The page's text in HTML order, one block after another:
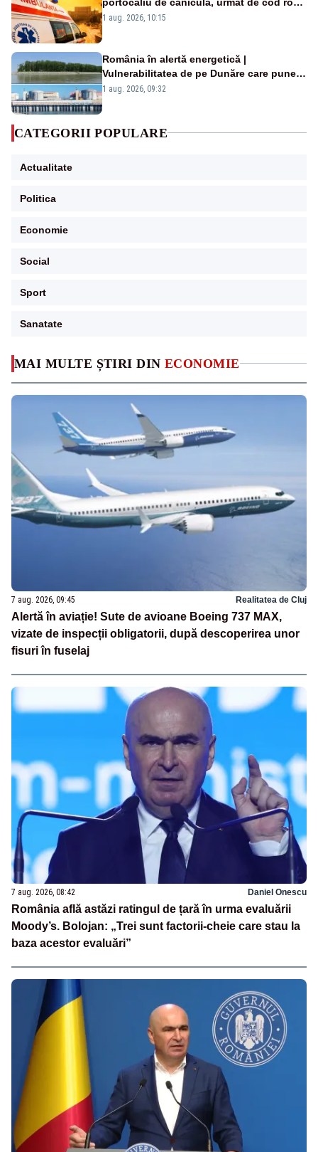
MAI MULTE ȘTIRI DIN ECONOMIE
7 aug. 2026, 09:45 Realitatea de Cluj
Alertă în aviație! Sute de avioane Boeing 737 MAX,
vizate de inspecții obligatorii, după descoperirea unor
fisuri în fuselaj
7 aug. 2026, 08:42 Daniel Onescu
România află astăzi ratingul de țară în urma evaluării
Moody’s. Bolojan: „Trei sunt factorii-cheie care stau la
baza acestor evaluări”
duminică. Temperaturile urcă spre 40°C
1 aug. 2026, 10:15
România în alertă energetică |
Vulnerabilitatea de pe Dunăre care pune
în pericol Centrala Cernavodă era
1 aug. 2026, 09:32
CATEGORII POPULARE
Actualitate
Politica
Economie
Social
Sport
Sanatate